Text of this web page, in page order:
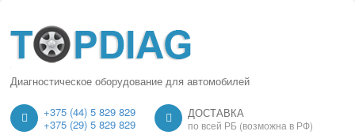
Диагностическое оборудование для автомобилей
+375 (44) 5 829 829
+375 (29) 5 829 829
ДОСТАВКА
по всей РБ (возможна в РФ)